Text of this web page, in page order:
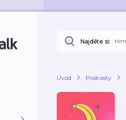
Najděte si:
Úvod Podcasty